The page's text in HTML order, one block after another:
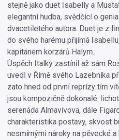
stejně jako duet Isabelly a
elegantní hudba, svědčící o
dvacetiletého autora. Duet je z
do svého harému přijímá
kapitánem korzárů Halym.
Úspěch Italky zastínil až sám
uvedl v Římě svého Lazebníka
zato hned od první reprízy tím
jsou kompozičně dokonalé:
serenáda Almavivova, dále
charakteristika postavy, skvost
nesmírnými nároky na pěvecké